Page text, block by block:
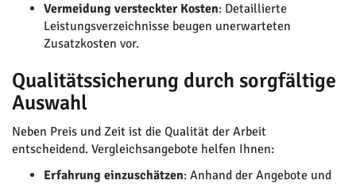
Vermeidung versteckter Kosten: Detaillierte
Leistungsverzeichnisse beugen unerwarteten
Zusatzkosten vor.
Qualitätssicherung durch sorgfältige
Auswahl
Neben Preis und Zeit ist die Qualität der Arbeit
entscheidend. Vergleichsangebote helfen Ihnen:
Erfahrung einzuschätzen: Anhand der Angebote und